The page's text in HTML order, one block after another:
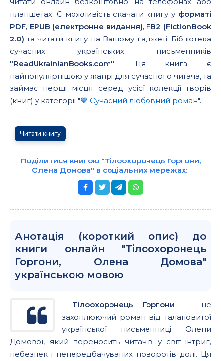
планшетах. Є можливість скачати книгу у форматі
PDF, EPUB (електронне видання), FB2 (FictionBook
2.0) та читати книгу на Вашому гаджеті. Бібліотека
сучасних українських письменників
"ReadUkrainianBooks.com". Ця книга є
найпопулярнішою у жанрі для сучасного читача, та
займає перші місця серед усієї колекції творів
(книг) у категорії "💙 Сучасний любовний роман".
Читати книгу
Поділитися книгою "Тілоохоронець Горгони,
Олена Домова" в соціальних мережах:
Анотація (короткий опис) до
книги онлайн "Тілоохоронець
Горгони, Олена Домова"
українською мовою
Тілоохоронець Горгони — це
захоплюючий роман від талановитої
української письменниці Олени
Домової, який переносить читачів у світ інтриг,
небезпек і непередбачуваних поворотів долі. Ця